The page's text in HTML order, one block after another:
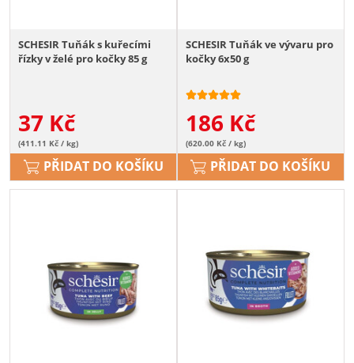
SCHESIR Tuňák s kuřecími
řízky v želé pro kočky 85 g
37 Kč
(411.11 Kč / kg)
PŘIDAT DO KOŠÍKU
SCHESIR Tuňák ve vývaru pro
kočky 6x50 g
186 Kč
(620.00 Kč / kg)
PŘIDAT DO KOŠÍKU